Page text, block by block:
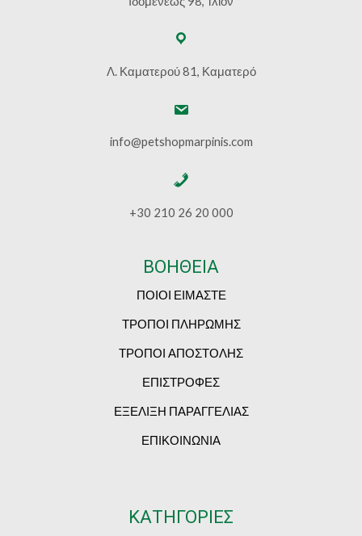
Λ. Καματερού 81, Καματερό
info@petshopmarpinis.com
+30 210 26 20 000
ΒΟΗΘΕΙΑ
ΠΟΙΟΙ ΕΙΜΑΣΤΕ
ΤΡΟΠΟΙ ΠΛΗΡΩΜΗΣ
ΤΡΟΠΟΙ ΑΠΟΣΤΟΛΗΣ
ΕΠΙΣΤΡΟΦΕΣ
ΕΞΕΛΙΞΗ ΠΑΡΑΓΓΕΛΙΑΣ
ΕΠΙΚΟΙΝΩΝΙΑ
ΚΑΤΗΓΟΡΙΕΣ